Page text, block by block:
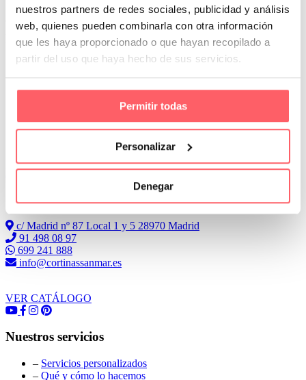
nuestros partners de redes sociales, publicidad y análisis
web, quienes pueden combinarla con otra información
que les haya proporcionado o que hayan recopilado a
partir del uso que haya hecho de sus servicios.
Permitir todas
Personalizar
Denegar
Si vamos a poner solo un visillo o estor, una elección siempre
acertada es una tela blanca o crema con algún motivo o raya más
intenso combinado con sofás, muebles, paredes o ropa de cama. Si
vamos a añadir unas cortinas, el visillo o estor pueden ser lisos.
Leer Más
Conoce Cortinas Sanmar
c/ Madrid nº 87 Local 1 y 5 28970 Madrid
91 498 08 97
699 241 888
info@cortinassanmar.es
VER CATÁLOGO
Nuestros servicios
– Servicios personalizados
– Qué y cómo lo hacemos